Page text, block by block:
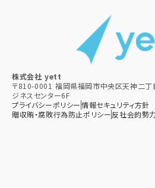
株式会社 yett
〒810-0001 福岡県福岡市中央区天神二
ジネスセンター6F
プライバシーポリシー情報セキュリティ方針
贈収賄・腐敗行為防止ポリシー​反社会的勢